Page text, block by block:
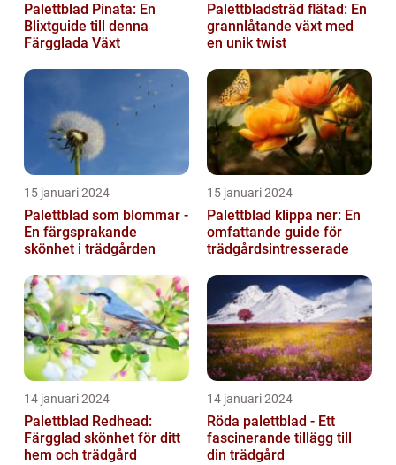
Palettblad Pinata: En
Blixtguide till denna
Färgglada Växt
Palettbladsträd flätad: En
grannlåtande växt med
en unik twist
15 januari 2024
Palettblad som blommar -
En färgsprakande
skönhet i trädgården
15 januari 2024
Palettblad klippa ner: En
omfattande guide för
trädgårdsintresserade
14 januari 2024
Palettblad Redhead:
Färgglad skönhet för ditt
hem och trädgård
14 januari 2024
Röda palettblad - Ett
fascinerande tillägg till
din trädgård